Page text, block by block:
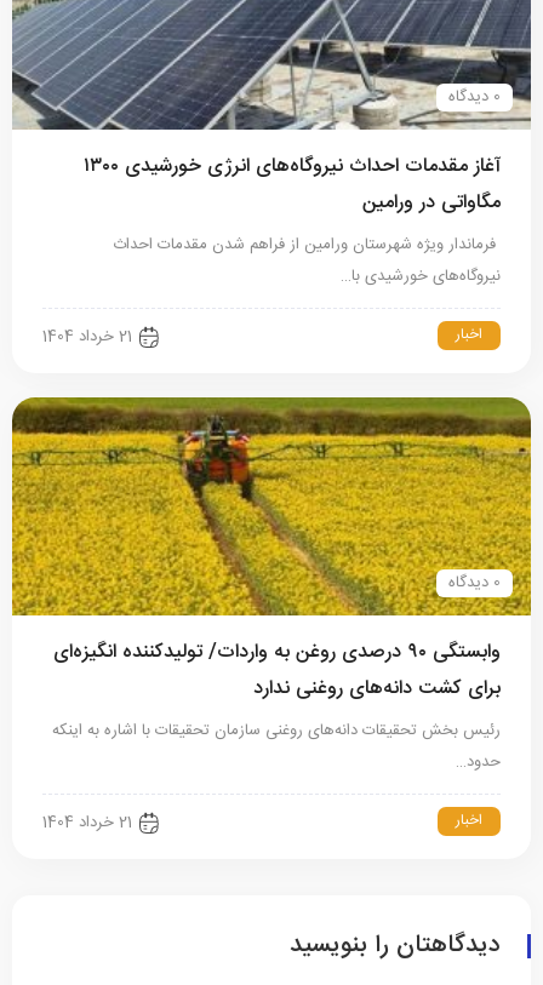
0 دیدگاه
آغاز مقدمات احداث نیروگاه‌های انرژی خورشیدی ۱۳۰۰
مگاواتی در ورامین
فرماندار ویژه شهرستان ورامین از فراهم شدن مقدمات احداث
نیروگاه‌های خورشیدی با…
اخبار 21 خرداد 1404
0 دیدگاه
وابستگی ۹۰ درصدی روغن به واردات/ تولیدکننده انگیزه‌ای
برای کشت دانه‌های روغنی ندارد
رئیس بخش تحقیقات دانه‌های روغنی سازمان تحقیقات با اشاره به اینکه
حدود…
اخبار 21 خرداد 1404
دیدگاهتان را بنویسید